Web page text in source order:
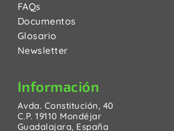
FAQs
Documentos
Glosario
Newsletter
Información
Avda. Constitución, 40
C.P. 19110 Mondéjar
Guadalajara, España